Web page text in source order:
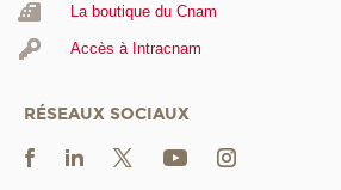
La boutique du Cnam
Accès à Intracnam
RÉSEAUX SOCIAUX